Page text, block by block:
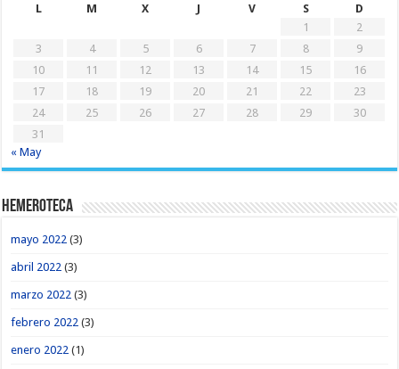
L
M X J V S
D
1
2
3
4 5 6 7 8
9
10
11 12 13 14 15
16
17
18 19 20 21 22
23
24
25 26 27 28 29
30
31
« May
Hemeroteca
mayo 2022 (3)
abril 2022 (3)
marzo 2022 (3)
febrero 2022 (3)
enero 2022 (1)